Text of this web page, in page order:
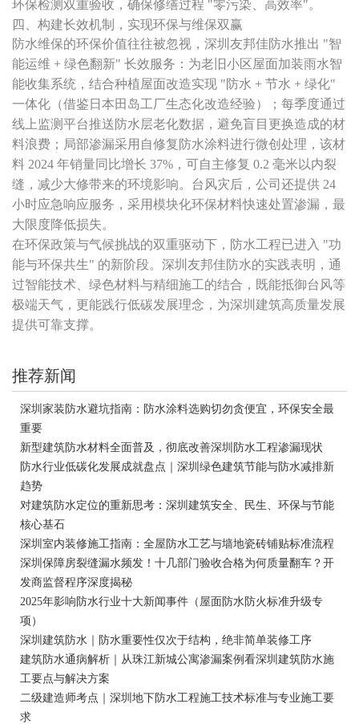
环保检测双重验收，确保修缮过程 "零污染、高效率"。
四、构建长效机制，实现环保与维保双赢
防水维保的环保价值往往被忽视，深圳友邦佳防水推出 "智
能运维 + 绿色翻新" 长效服务：为老旧小区屋面加装雨水智
能收集系统，结合种植屋面改造实现 "防水 + 节水 + 绿化"
一体化（借鉴日本田岛工厂生态化改造经验）；每季度通过
线上监测平台推送防水层老化数据，避免盲目更换造成的材
料浪费；局部渗漏采用自修复防水涂料进行微创处理，该材
料 2024 年销量同比增长 37%，可自主修复 0.2 毫米以内裂
缝，减少大修带来的环境影响。台风灾后，公司还提供 24
小时应急响应服务，采用模块化环保材料快速处置渗漏，最
大限度降低损失。
在环保政策与气候挑战的双重驱动下，防水工程已进入 "功
能与环保共生" 的新阶段。深圳友邦佳防水的实践表明，通
过智能技术、绿色材料与精细施工的结合，既能抵御台风等
极端天气，更能践行低碳发展理念，为深圳建筑高质量发展
提供可靠支撑。
推荐新闻
深圳家装防水避坑指南：防水涂料选购切勿贪便宜，环保安全最
重要
新型建筑防水材料全面普及，彻底改善深圳防水工程渗漏现状
防水行业低碳化发展成就盘点｜深圳绿色建筑节能与防水减排新
趋势
对建筑防水定位的重新思考：深圳建筑安全、民生、环保与节能
核心基石
深圳室内装修施工指南：全屋防水工艺与墙地瓷砖铺贴标准流程
深圳保障房裂缝漏水频发！十几部门验收合格为何质量翻车？开
发商监督程序深度揭秘
2025年影响防水行业十大新闻事件（屋面防水防火标准升级专
项）
深圳建筑防水｜防水重要性仅次于结构，绝非简单装修工序
建筑防水通病解析｜从珠江新城公寓渗漏案例看深圳建筑防水施
工要点与解决方案
二级建造师考点｜深圳地下防水工程施工技术标准与专业施工要
求